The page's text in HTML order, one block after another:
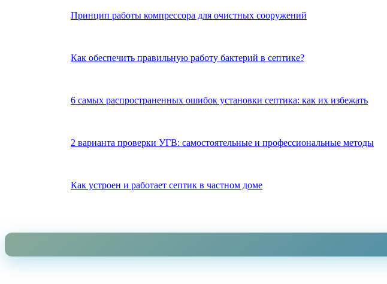
Принцип работы компрессора для очистных сооружений
Как обеспечить правильную работу бактерий в септике?
6 самых распространенных ошибок установки септика: как их избежать
2 варианта проверки УГВ: самостоятельные и профессиональные методы
Как устроен и работает септик в частном доме